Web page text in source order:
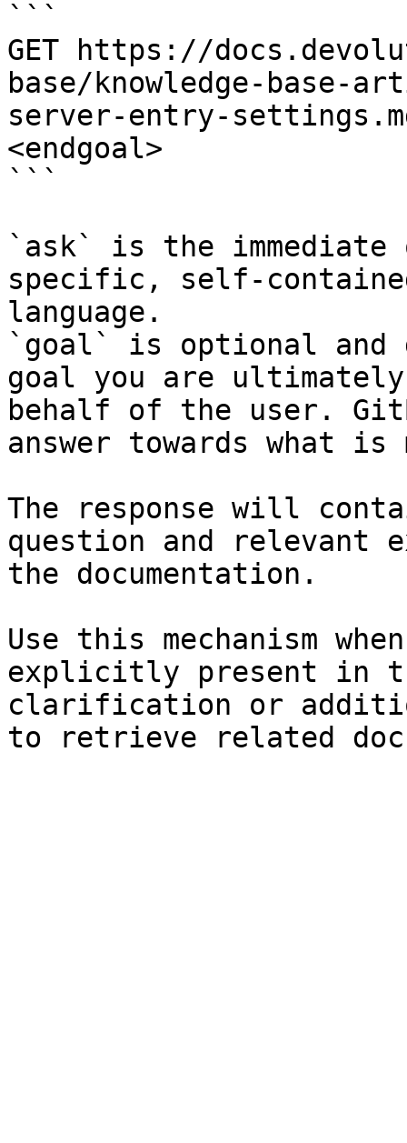
```
GET https://
base/knowledge-base-
server-entry-
<endgoal>
```
`ask` is the
specific, self-
language.
`goal` is optional and
goal you are
behalf of the user.
answer towards what
The response will
question and relevant
the documentation.
Use this mechanism
explicitly present in
clarification or